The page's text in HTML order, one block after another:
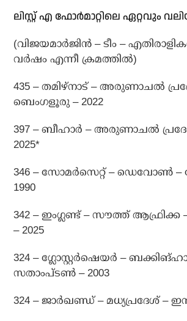
ലിസ്റ്റ് എ ഫോര്‍മാറ്റിലെ ഏറ്റവും
(വിജയമാര്‍ജിന്‍ – ടീം –
വര്‍ഷം എന്നീ ക്രമത്തില്‍)
435 – തമിഴ്‌നാട് – അരുണാചല്‍
ബെംഗളൂരു – 2022
397 – ബീഹാര്‍ – അരുണാചല്‍
2025*
346 – സോമര്‍സെറ്റ് – ഡെവോണ്‍ –
1990
342 – ഇംഗ്ലണ്ട് – സൗത്ത്
– 2025
324 – ഗ്ലോസ്റ്റര്‍ഷെയര്‍ –
സതാംപ്ടണ്‍ – 2003
324 – ജാര്‍ഖണ്ഡ് – മധ്യപ്രദേശ് –